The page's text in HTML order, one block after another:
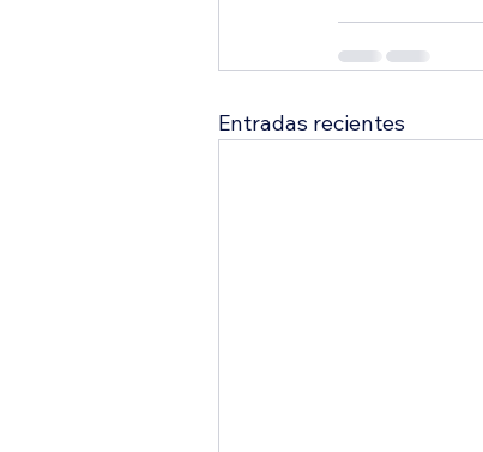
Entradas recientes